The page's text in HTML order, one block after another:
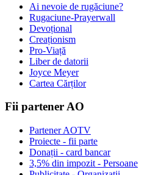
Ai nevoie de rugăciune?
Rugaciune-Prayerwall
Devoțional
Creaționism
Pro-Viață
Liber de datorii
Joyce Meyer
Cartea Cărților
Fii partener AO
Partener AOTV
Proiecte - fii parte
Donații - card bancar
3,5% din impozit - Persoane